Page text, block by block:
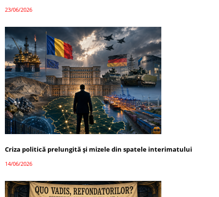
23/06/2026
Criza politică prelungită și mizele din spatele interimatului
14/06/2026